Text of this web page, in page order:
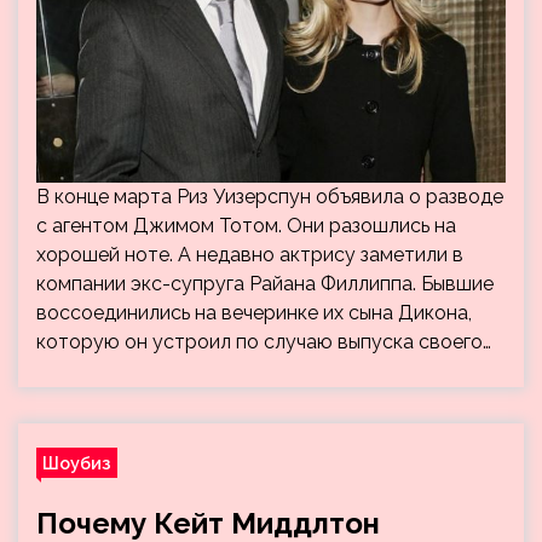
В конце марта Риз Уизерспун объявила о разводе
с агентом Джимом Тотом. Они разошлись на
хорошей ноте. А недавно актрису заметили в
компании экс-супруга Райана Филлиппа. Бывшие
воссоединились на вечеринке их сына Дикона,
которую он устроил по случаю выпуска своего…
Шоубиз
Почему Кейт Миддлтон